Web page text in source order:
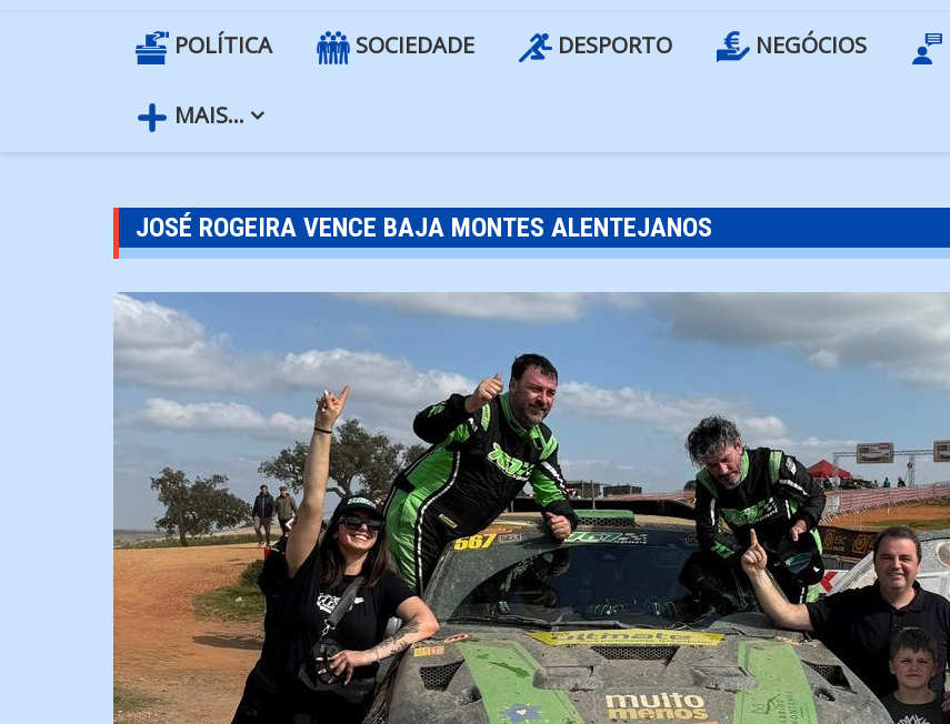
POLÍTICA SOCIEDADE DESPORTO NEGÓCIOS
MAIS…
JOSÉ ROGEIRA VENCE BAJA MONTES ALENTEJANOS